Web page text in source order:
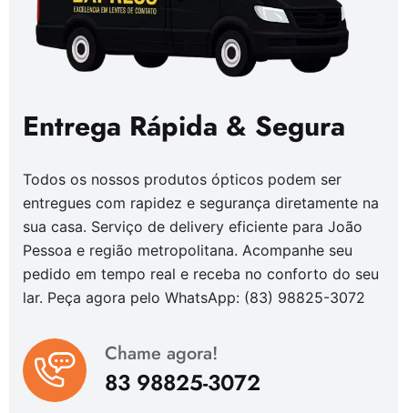
Entrega Rápida & Segura
Todos os nossos produtos ópticos podem ser
entregues com rapidez e segurança diretamente na
sua casa. Serviço de delivery eficiente para João
Pessoa e região metropolitana. Acompanhe seu
pedido em tempo real e receba no conforto do seu
lar. Peça agora pelo WhatsApp: (83) 98825-3072
Chame agora!
83 98825-3072